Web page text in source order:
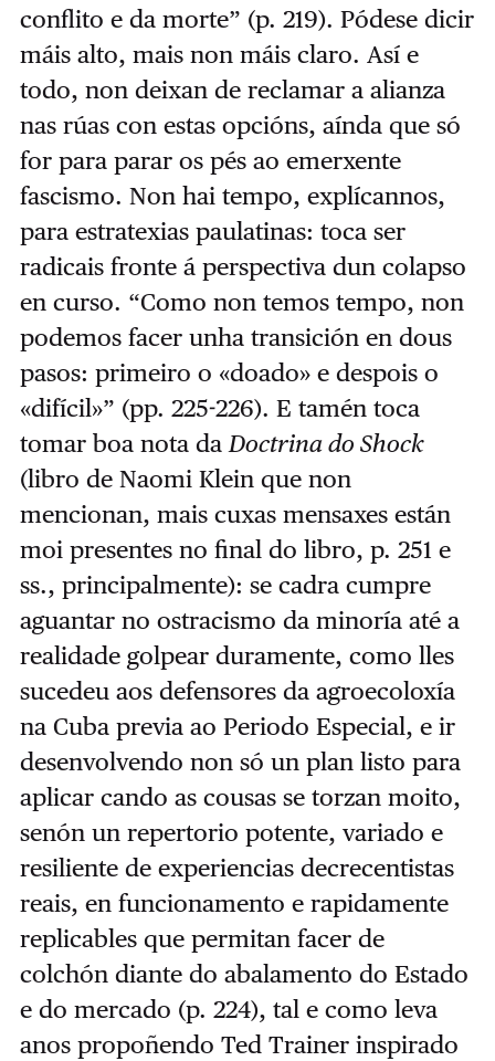
conflito e da morte” (p. 219). Pódese dicir
máis alto, mais non máis claro. Así e
todo, non deixan de reclamar a alianza
nas rúas con estas opcións, aínda que só
for para parar os pés ao emerxente
fascismo. Non hai tempo, explícannos,
para estratexias paulatinas: toca ser
radicais fronte á perspectiva dun colapso
en curso. “Como non temos tempo, non
podemos facer unha transición en dous
pasos: primeiro o «doado» e despois o
«difícil»” (pp. 225-226). E tamén toca
tomar boa nota da Doctrina do Shock
(libro de Naomi Klein que non
mencionan, mais cuxas mensaxes están
moi presentes no final do libro, p. 251 e
ss., principalmente): se cadra cumpre
aguantar no ostracismo da minoría até a
realidade golpear duramente, como lles
sucedeu aos defensores da agroecoloxía
na Cuba previa ao Periodo Especial, e ir
desenvolvendo non só un plan listo para
aplicar cando as cousas se torzan moito,
senón un repertorio potente, variado e
resiliente de experiencias decrecentistas
reais, en funcionamento e rapidamente
replicables que permitan facer de
colchón diante do abalamento do Estado
e do mercado (p. 224), tal e como leva
anos propoñendo Ted Trainer inspirado